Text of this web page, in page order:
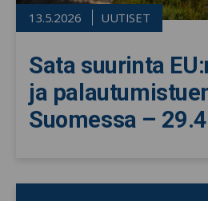
13.5.2026 UUTISET
Sata suurinta
ja
Suomessa –